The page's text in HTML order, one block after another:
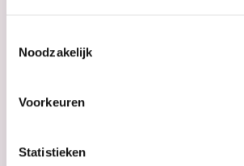
Noodzakelijk
Voorkeuren
Statistieken
€21,99
€19,99